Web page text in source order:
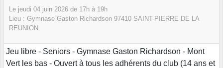
Le jeudi 04 juin 2026 de 17h à 19h
Lieu : Gymnase Gaston Richardson 97410 SAINT-PIERRE DE LA
REUNION
Jeu libre - Seniors - Gymnase Gaston Richardson - Mont
Vert les bas - Ouvert à tous les adhérents du club (14 ans et